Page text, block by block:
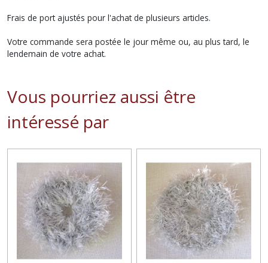
Frais de port ajustés pour l'achat de plusieurs articles.
Votre commande sera postée le jour même ou, au plus tard, le
lendemain de votre achat.
Vous pourriez aussi être
intéressé par